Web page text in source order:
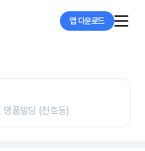
앱 다운로드
품빌딩 (천호동)